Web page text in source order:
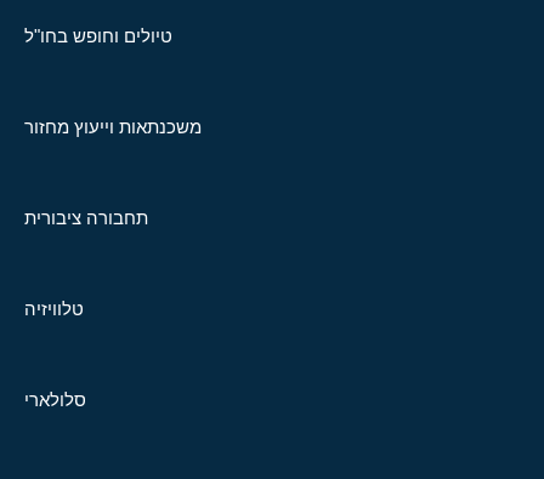
טיולים וחופש בחו"ל
משכנתאות וייעוץ מחזור
תחבורה ציבורית
טלוויזיה
סלולארי